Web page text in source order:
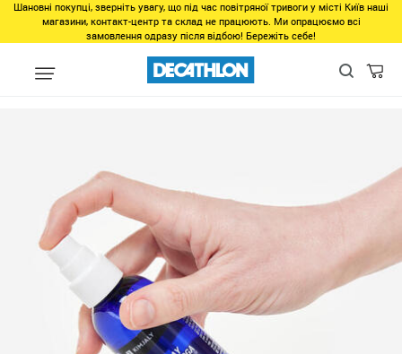
Шановні покупці, зверніть увагу, що під час повітряної тривоги у місті Київ наші
магазини, контакт-центр та склад не працюють. Ми опрацюємо всі
замовлення одразу після відбою! Бережіть себе!
Виды спорта Фитнес, спортзал Фитнес Снаряжение для